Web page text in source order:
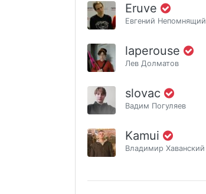
Eruve
Евгений Непомнящий
laperouse
Лев Долматов
slovac
Вадим Погуляев
Kamui
Владимир Хаванский